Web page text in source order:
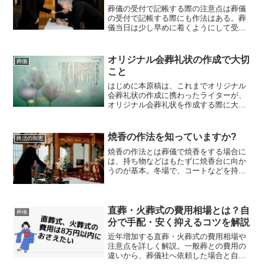
葬儀の受付で記帳する際の注意点は葬儀
の受付で記帳する際にも作法はある。葬
儀当日は少し早めに着くようにして受付
が、受付が混雑していることもあるの
で、余裕を持った方がいい。...
葬儀
オリジナル会葬礼状の作成で大切
こと
はじめに本原稿は、これまでオリジナル
会葬礼状の作成に携わったライターが、
オリジナル会葬礼状を作成する際に大切
社や代筆者に依頼する前にお読みくださ
い。会葬礼状の作成で大切...
終活の知恵 焼香の作法を知っていますか?
焼香の作法とは葬儀で焼香をする場合に
は、持ち物などはもたずに焼香台に向か
うのが基本。冬場で、コートなどを持っ
は限らないバッグやコート...
葬儀
直葬・火葬式の費用相場とは？自
分で手配・安く抑えるコツを解説
近年増加する直葬・火葬式の費用相場や
注意点を詳しく解説。一般葬との費用の
違いから、葬儀社へ依頼した場合と自前